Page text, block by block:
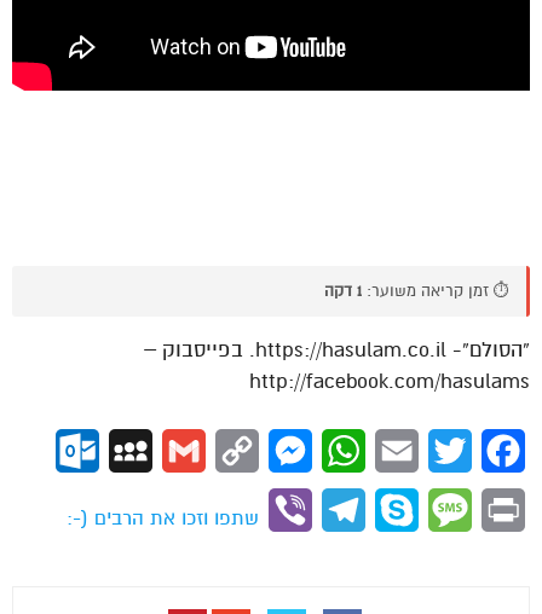
⏱️ זמן קריאה משוער: 1 דקה
“הסולם”- https://hasulam.co.il. בפייסבוק –
http://facebook.com/hasulams
Facebook
Twitter
Email
WhatsApp
Messenger
Copy
Gmail
MySpace
Print
Message
Skype
Telegram
Viber
שתפו וזכו את הרבים (-: